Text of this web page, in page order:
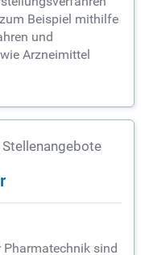
Beispiel mithilfe
und
Arzneimittel
Pharmatechnik sind